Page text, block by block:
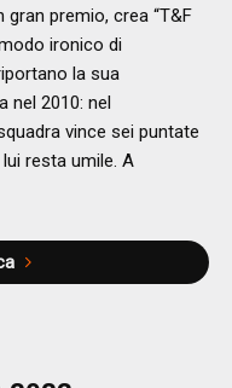
premio, crea “T&F
ironico di
la sua
nel 2010: nel
vince sei puntate
resta umile. A